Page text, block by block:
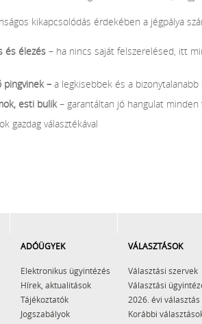
kikapcsolódás érdekében a jégpálya
és élezés – ha nincs saját felszerelésed, itt
pingvinek – a legkisebbek és a
esti bulik– garantáltan jó hangulat minden
gazdag választékával
ADÓÜGYEK
Elektronikus ügyintézés
Hírek, aktualitások
Tájékoztatók
Jogszabályok
VÁLASZTÁSOK
Választási szervek
Választási
2026. évi választás
Korábbi